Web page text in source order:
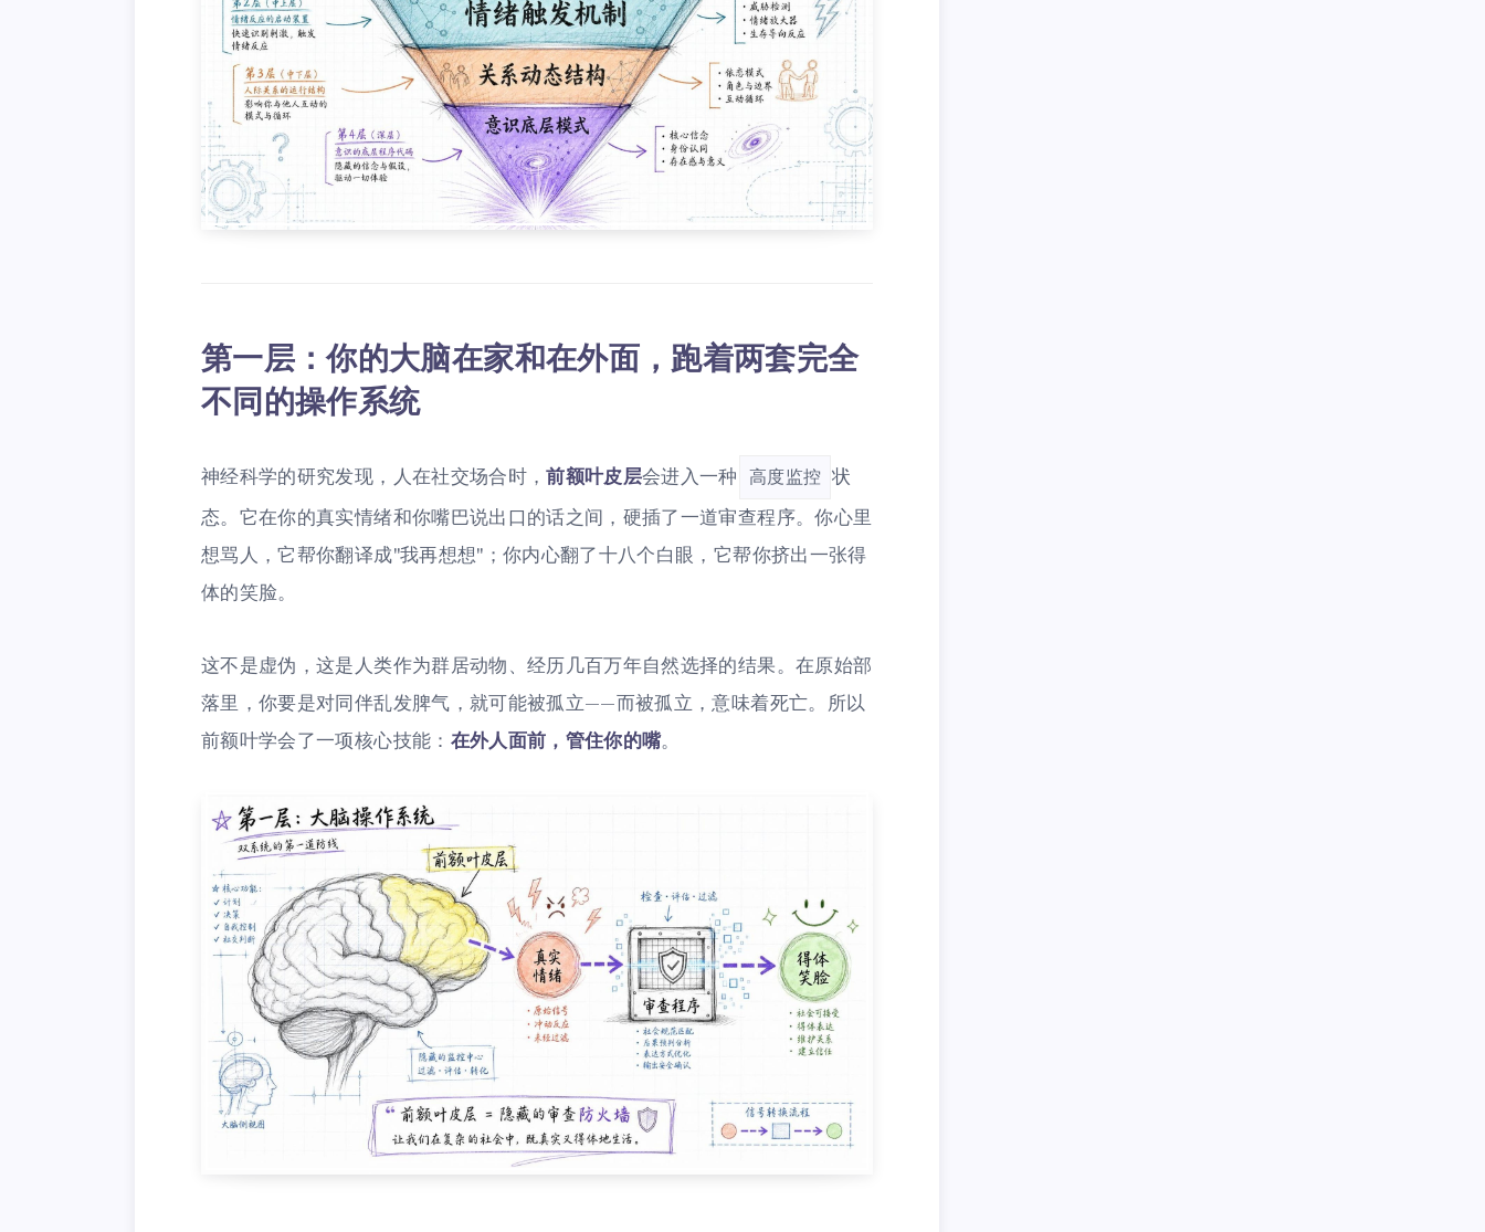
第一层：你的大脑在家和在外面，跑着两套完全
不同的操作系统
神经科学的研究发现，人在社交场合时，前额叶皮层会进入一种 高度监控 状
态。它在你的真实情绪和你嘴巴说出口的话之间，硬插了一道审查程序。你心里
想骂人，它帮你翻译成"我再想想"；你内心翻了十八个白眼，它帮你挤出一张得
体的笑脸。
这不是虚伪，这是人类作为群居动物、经历几百万年自然选择的结果。在原始部
落里，你要是对同伴乱发脾气，就可能被孤立——而被孤立，意味着死亡。所以
前额叶学会了一项核心技能： 在外人面前，管住你的嘴。